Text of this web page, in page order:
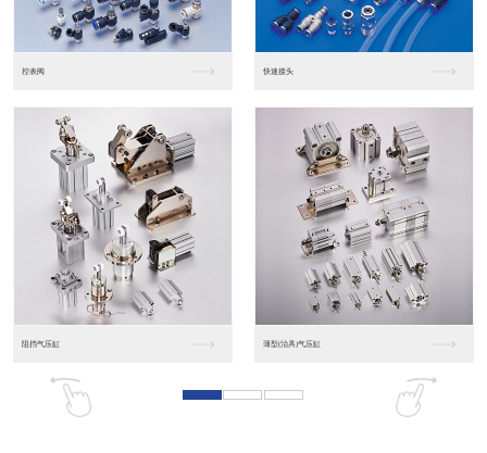
东莞松下PLC 松下人机界面GT07
松下人机界面DP10... 数字光钎传感器FX-...